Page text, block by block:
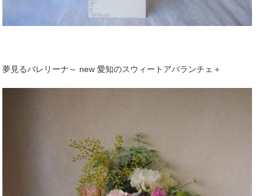
夢見るバレリーナ～ new 愛知のスウィートアバランチェ＋